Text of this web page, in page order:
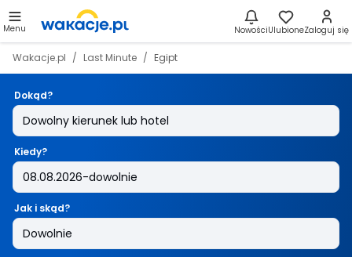
Menu NowościUlubioneZaloguj się
Wakacje.pl Last Minute Egipt
Dokąd?
Kiedy?
Jak i skąd?